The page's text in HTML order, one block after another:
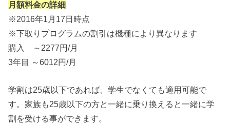
月額料金の詳細
※2016年1月17日時点
※下取りプログラムの割引は機種により異なります
購入 ～2277円/月
3年目 ～6012円/月
学割は25歳以下であれば、学生でなくても適用可能で
す。家族も25歳以下の方と一緒に乗り換えると一緒に学
割を受ける事ができます。